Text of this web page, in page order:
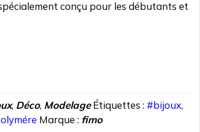
conçu pour les débutants et
, Déco, Modelage Étiquettes : #bijoux,
Marque : fimo